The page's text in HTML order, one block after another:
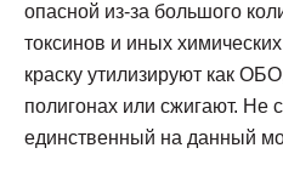
опасной из-за большого
токсинов и иных
краску утилизируют как
полигонах или сжигают. Не
единственный на данный